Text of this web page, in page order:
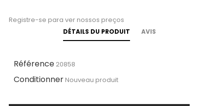
Registre-se para ver nossos preços
DÉTAILS DU PRODUIT AVIS
Référence 20858
Conditionner Nouveau produit